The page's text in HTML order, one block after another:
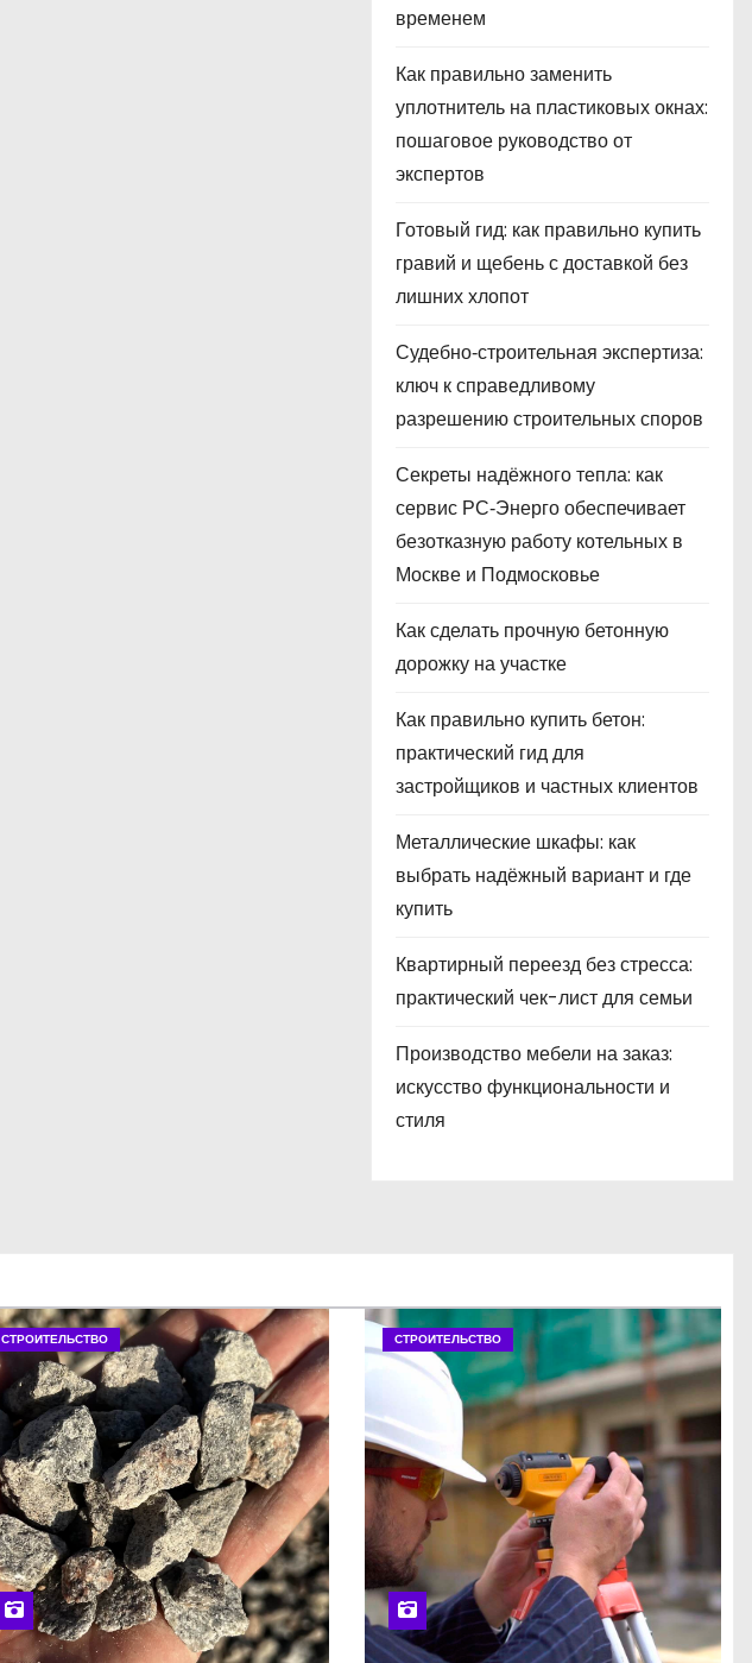
временем
Как правильно заменить
уплотнитель на пластиковых окнах:
пошаговое руководство от
экспертов
Готовый гид: как правильно купить
гравий и щебень с доставкой без
лишних хлопот
Судебно‑строительная экспертиза:
ключ к справедливому
разрешению строительных споров
Секреты надёжного тепла: как
сервис РС‑Энерго обеспечивает
безотказную работу котельных в
Москве и Подмосковье
Как сделать прочную бетонную
дорожку на участке
Как правильно купить бетон:
практический гид для
застройщиков и частных клиентов
Металлические шкафы: как
выбрать надёжный вариант и где
купить
Квартирный переезд без стресса:
практический чек-лист для семьи
Производство мебели на заказ:
искусство функциональности и
стиля
СТРОИТЕЛЬСТВО СТРОИТЕЛЬСТВО